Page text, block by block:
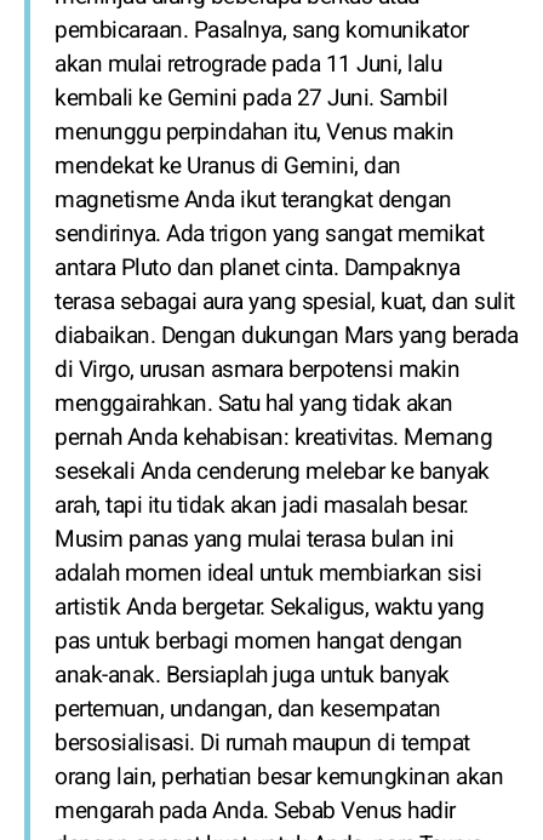
pembicaraan. Pasalnya, sang komunikator
akan mulai retrograde pada 11 Juni, lalu
kembali ke Gemini pada 27 Juni. Sambil
menunggu perpindahan itu, Venus makin
mendekat ke Uranus di Gemini, dan
magnetisme Anda ikut terangkat dengan
sendirinya. Ada trigon yang sangat memikat
antara Pluto dan planet cinta. Dampaknya
terasa sebagai aura yang spesial, kuat, dan sulit
diabaikan. Dengan dukungan Mars yang berada
di Virgo, urusan asmara berpotensi makin
menggairahkan. Satu hal yang tidak akan
pernah Anda kehabisan: kreativitas. Memang
sesekali Anda cenderung melebar ke banyak
arah, tapi itu tidak akan jadi masalah besar.
Musim panas yang mulai terasa bulan ini
adalah momen ideal untuk membiarkan sisi
artistik Anda bergetar. Sekaligus, waktu yang
pas untuk berbagi momen hangat dengan
anak-anak. Bersiaplah juga untuk banyak
pertemuan, undangan, dan kesempatan
bersosialisasi. Di rumah maupun di tempat
orang lain, perhatian besar kemungkinan akan
mengarah pada Anda. Sebab Venus hadir